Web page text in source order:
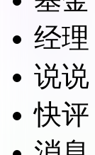
经理
说说
快评